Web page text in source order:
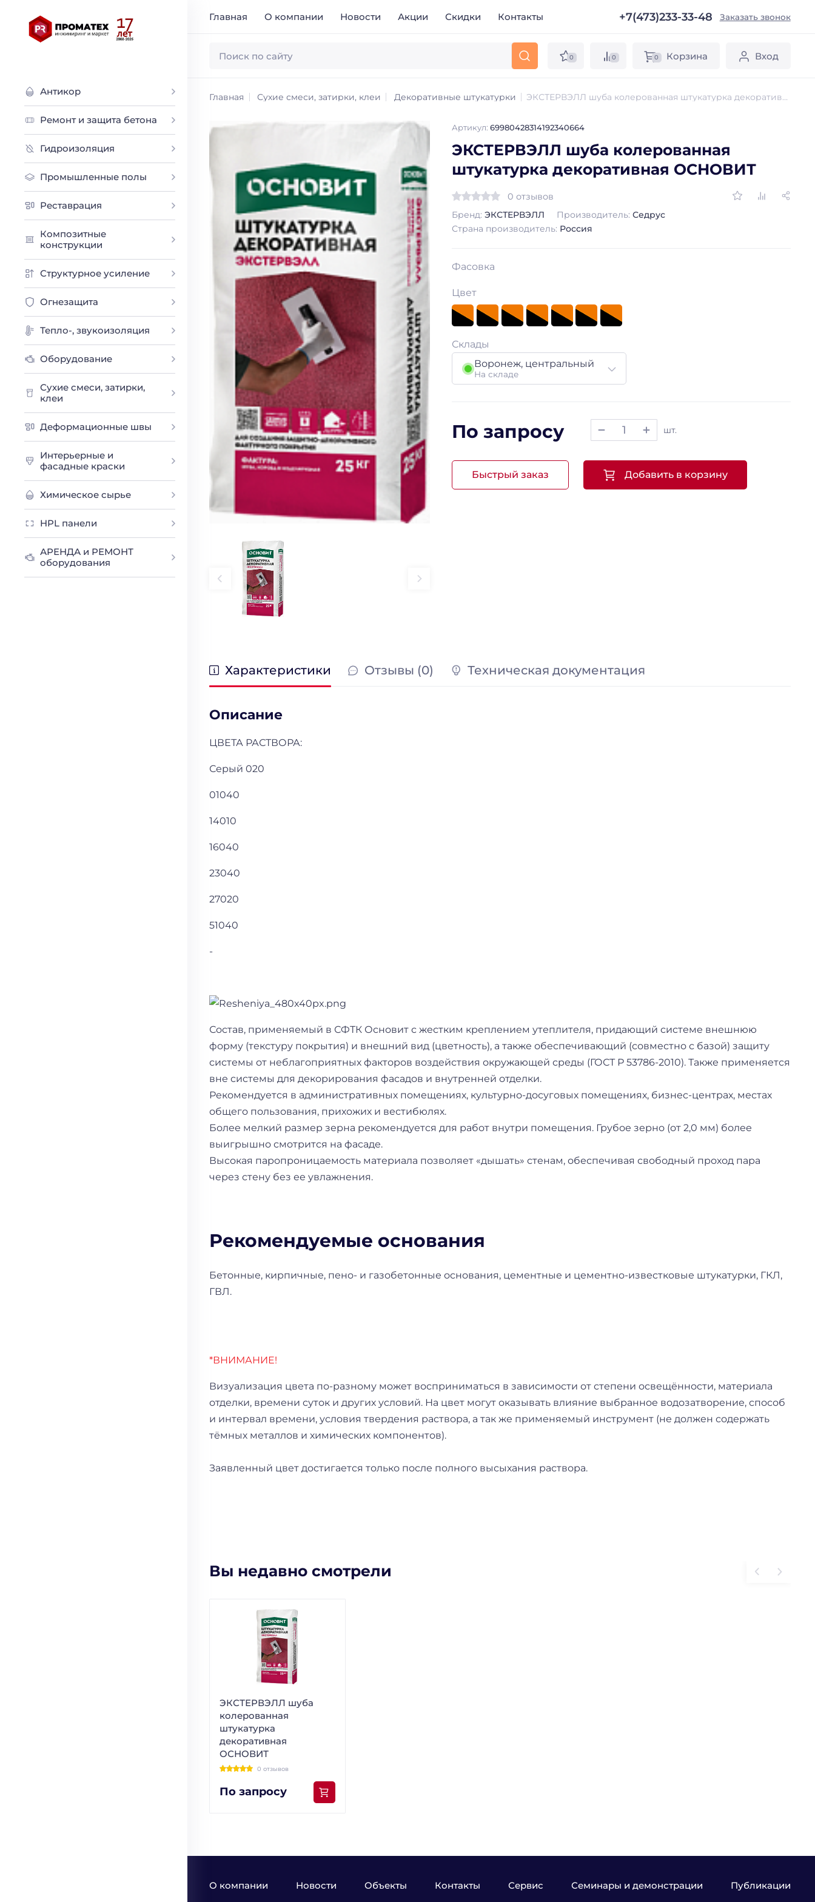
Главная О компании Новости Акции Скидки Контакты +7(473)233-33-48 Заказать звонок
0 0 0 Корзина Вход
Главная Сухие смеси, затирки, клеи Декоративные штукатурки ЭКСТЕРВЭЛЛ шуба колерованная штукатурка декоративная ОСНОВИТ
ЭКСТЕРВЭЛЛ шуба колерованная
штукатурка декоративная ОСНОВИТ
0 отзывов
Бренд:ЭКСТЕРВЭЛЛ Производитель:Седрус
Страна производитель: Россия
Фасовка
Цвет
Склады
Воронеж, центральный
На складе
Артикул:69980428314192340664
По запросу шт.
Быстрый заказ Добавить в корзину
Характеристики Отзывы (0) Техническая документация
Описание
ЦВЕТА РАСТВОРА:
Серый 020
01040
14010
16040
23040
27020
51040
-
Состав, применяемый в СФТК Основит с жестким креплением утеплителя, придающий системе внешнюю
форму (текстуру покрытия) и внешний вид (цветность), а также обеспечивающий (совместно с базой) защиту
системы от неблагоприятных факторов воздействия окружающей среды (ГОСТ Р 53786-2010). Также применяется
вне системы для декорирования фасадов и внутренней отделки.
Рекомендуется в административных помещениях, культурно-досуговых помещениях, бизнес-центрах, местах
общего пользования, прихожих и вестибюлях.
Более мелкий размер зерна рекомендуется для работ внутри помещения. Грубое зерно (от 2,0 мм) более
выигрышно смотрится на фасаде.
Высокая паропроницаемость материала позволяет «дышать» стенам, обеспечивая свободный проход пара
через стену без ее увлажнения.
Рекомендуемые основания
Бетонные, кирпичные, пено- и газобетонные основания, цементные и цементно-известковые штукатурки, ГКЛ,
ГВЛ.
*ВНИМАНИЕ!
Визуализация цвета по-разному может восприниматься в зависимости от степени освещённости, материала
отделки, времени суток и других условий. На цвет могут оказывать влияние выбранное водозатворение, способ
и интервал времени, условия твердения раствора, а так же применяемый инструмент (не должен содержать
тёмных металлов и химических компонентов).
Заявленный цвет достигается только после полного высыхания раствора.
Вы недавно смотрели
ЭКСТЕРВЭЛЛ шуба
колерованная
штукатурка
декоративная
ОСНОВИТ
0 отзывов
По запросу
Антикор
Ремонт и защита бетона
Гидроизоляция
Промышленные полы
Реставрация
Композитные
конструкции
Структурное усиление
Огнезащита
Тепло-, звукоизоляция
Оборудование
Сухие смеси, затирки,
клеи
Деформационные швы
Интерьерные и
фасадные краски
Химическое сырье
HPL панели
АРЕНДА и РЕМОНТ
оборудования
О компании Новости Объекты Контакты Сервис Семинары и демонстрации Публикации